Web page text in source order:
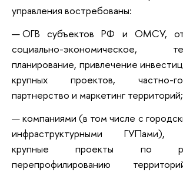
управления востребованы:
ОГВ субъектов РФ и ОМСУ,
социально-экономическое,
планирование, привлечение
крупных проектов, частно-
партнерство и маркетинг территорий;
компаниями (в том числе с
инфраструктурными ГУПами),
крупные проекты по
перепрофилированию